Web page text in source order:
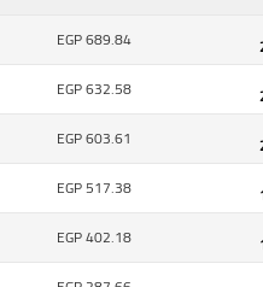
689.84
EGP
632.58
EGP
603.61
EGP
517.38
EGP
402.18
EGP